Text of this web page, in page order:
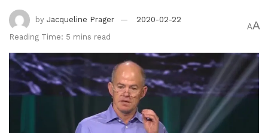
by Jacqueline Prager
2020-02-22
Reading Time: 5 mins read
AA